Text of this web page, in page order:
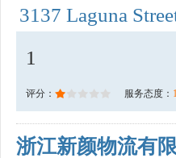
3137 Laguna
1
评分： 服务态度： 1
浙江新颜物流有